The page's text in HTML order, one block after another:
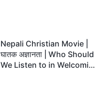
Nepali Christian Movie |
घातक अज्ञानता | Who Should
We Listen to in Welcoming